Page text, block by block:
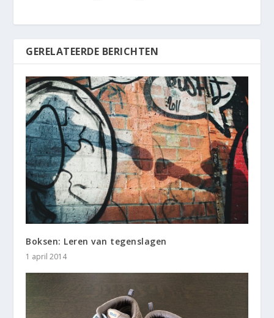
GERELATEERDE BERICHTEN
Boksen: Leren van tegenslagen
1 april 2014